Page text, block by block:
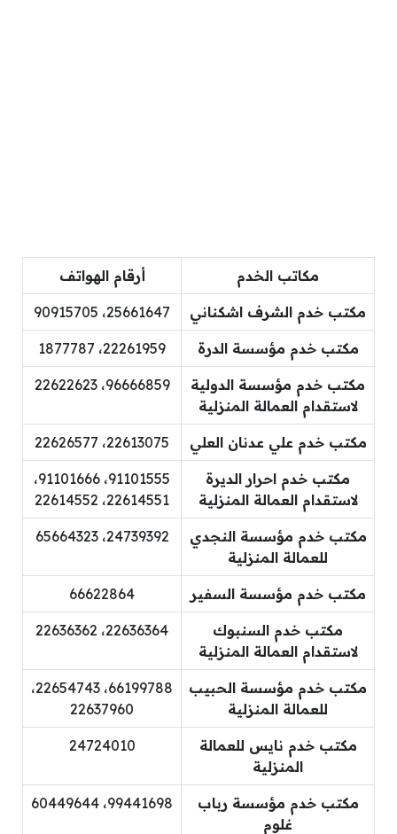
مكاتب الخدم أرقام الهواتف
مكتب خدم الشرف اشكناني 25661647، 90915705
مكتب خدم مؤسسة الدرة 22261959، 1877787
مكتب خدم مؤسسة الدولية
لاستقدام العمالة المنزلية
96666859، 22622623
مكتب خدم علي عدنان العلي 22613075، 22626577
مكتب خدم احرار الديرة
لاستقدام العمالة المنزلية
91101555، 91101666،
22614551، 22614552
مكتب خدم مؤسسة النجدي
للعمالة المنزلية
24739392، 65664323
مكتب خدم مؤسسة السفير 66622864
مكتب خدم السنبوك
لاستقدام العمالة المنزلية
22636364، 22636362
مكتب خدم مؤسسة الحبيب
للعمالة المنزلية
66199788، 22654743،
22637960
مكتب خدم نايس للعمالة
المنزلية
24724010
مكتب خدم مؤسسة رباب
غلوم
99441698، 60449644